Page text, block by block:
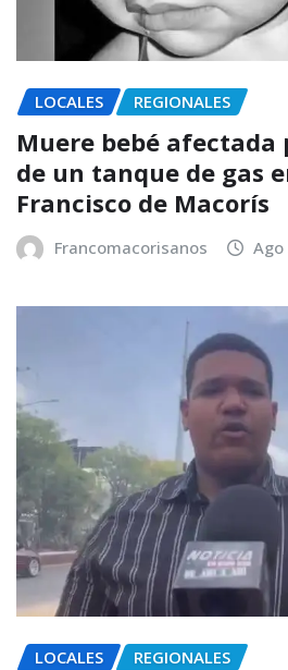
LOCALES REGIONALES
Muere bebé afectada
de un tanque de gas
Francisco de Macorís
Francomacorisanos Ago
LOCALES REGIONALES